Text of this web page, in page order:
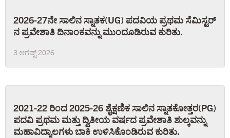
2026-27ನೇ ಸಾಲಿನ ಸ್ನಾತಕ(UG) ಪದವಿಯ ಪ್ರಥಮ ಸೆಮಿಸ್ಟರ್
ನ ಪ್ರವೇಶಾತಿ ದಿನಾಂಕವನ್ನು ಮುಂದೂಡಿರುವ ಕುರಿತು.
3 ಆಗಷ್ಟ್ 2026
2021-22 ರಿಂದ 2025-26 ಶೈಕ್ಷಣಿಕ ಸಾಲಿನ ಸ್ನಾತಕೋತ್ತರ(PG)
ಪದವಿ ಪ್ರಥಮ ಮತ್ತು ದ್ವಿತೀಯ ವರ್ಷದ ಪ್ರವೇಶಾತಿ ಶುಲ್ಕವನ್ನು
ಮಹಾವಿದ್ಯಾಲಗಳು ಬಾಕಿ ಉಳಿಸಿಕೊಂಡಿರುವ ಕುರಿತು.